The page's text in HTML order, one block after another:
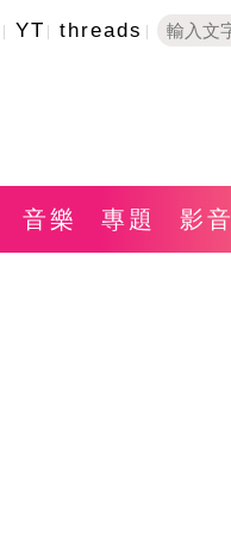
YT threads
音樂 專題 影音